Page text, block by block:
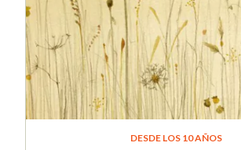
DESDE LOS 10 AÑOS